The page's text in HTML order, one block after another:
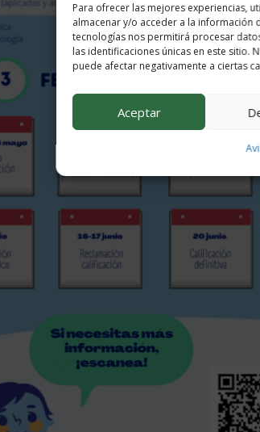
Para ofrecer las mejores experiencias,
almacenar y/o acceder a la información
tecnologías nos permitirá procesar
las identificaciones únicas en este sitio.
puede afectar negativamente a ciertas
Aceptar